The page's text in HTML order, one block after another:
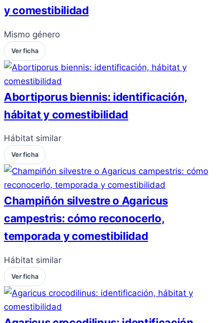
y comestibilidad
Mismo género
Ver ficha
Abortiporus biennis: identificación,
hábitat y comestibilidad
Hábitat similar
Ver ficha
Champiñón silvestre o Agaricus
campestris: cómo reconocerlo,
temporada y comestibilidad
Hábitat similar
Ver ficha